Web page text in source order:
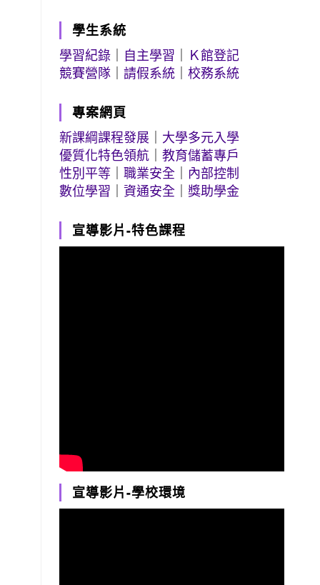
學生系統
學習紀錄
自主學習
Ｋ館登記
競賽營隊 ｜請假系統 ｜校務系統
專案網頁
新課綱課程發展
大學多元入學
優質化特色領航 ｜教育儲蓄專戶
性別平等 ｜職業安全
內部控制
數位學習 ｜資通安全 ｜獎助學金
宣導影片-特色課程
宣導影片-學校環境